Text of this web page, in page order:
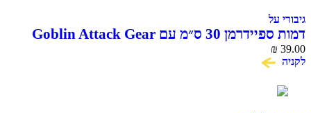
גיבורי על
דמות ספיידרמן 30 ס״מ עם Goblin Attack Gear
Titan Hero Series
₪ 39.00
לקניה